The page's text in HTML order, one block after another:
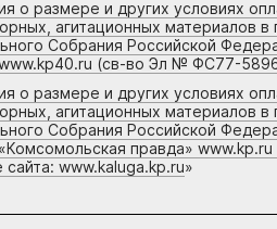
о размере и других условиях
агитационных материалов
Собрания Российской
(св-во Эл № ФС77-
о размере и других условиях
агитационных материалов
Собрания Российской
правда»
сайта: www.kaluga.kp.ru»